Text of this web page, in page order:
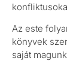
Az este
könyvek
saját